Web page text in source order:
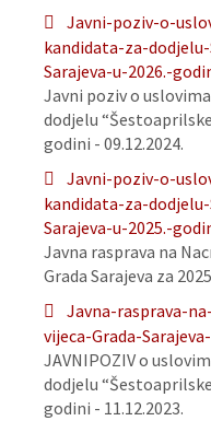
Javni-poziv-o-
kandidata-za-
Sarajeva-u-2026.-
Javni poziv o
dodjelu
godini - 09.12.2024.
Javni-poziv-o-
kandidata-za-
Sarajeva-u-2025.-
Javna rasprava na
Grada Sarajeva za
Javna-rasprava-
vijeca-Grada-
JAVNIPOZIV o
dodjelu
godini - 11.12.2023.